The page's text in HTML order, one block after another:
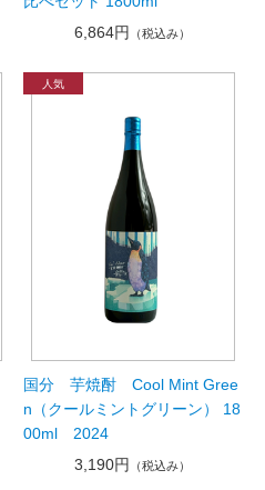
6,864円
（税込み）
国分 芋焼酎 Cool Mint Gree
n（クールミントグリーン） 18
00ml 2024
3,190円
（税込み）